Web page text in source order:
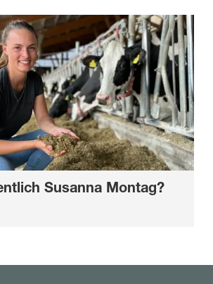
Susanna Montag?